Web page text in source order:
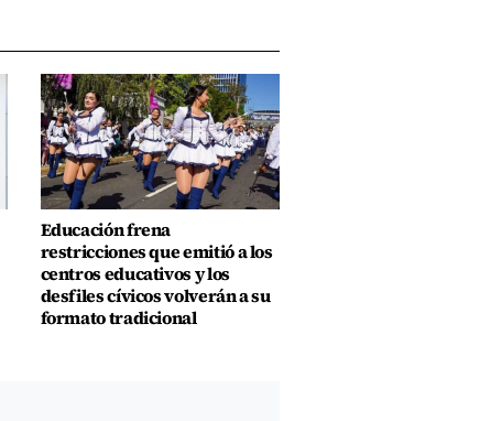
Educación frena
restricciones que emitió a los
centros educativos y los
desfiles cívicos volverán a su
formato tradicional